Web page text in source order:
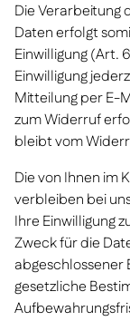
Die Verarbeitung
Daten erfolgt
Einwilligung (Art.
Einwilligung
Mitteilung per E-
zum Widerruf
bleibt vom
Die von Ihnen im
verbleiben bei
Ihre Einwilligung
Zweck für die
abgeschlossener
gesetzliche